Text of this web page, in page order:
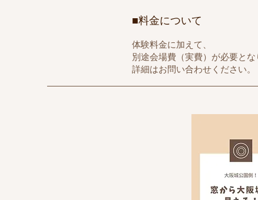
■料金について
体験料金に加えて、
別途会場費（実費）が必要とな
詳細はお問い合わせください。